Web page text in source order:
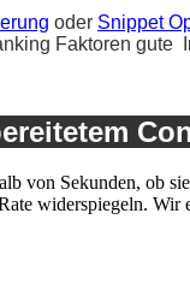
oder Snippet
Faktoren gute
von Sekunden, ob
widerspiegeln.